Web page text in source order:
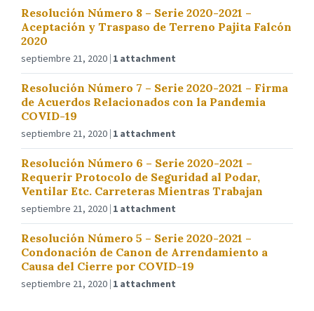
Resolución Número 8 – Serie 2020-2021 –
Aceptación y Traspaso de Terreno Pajita Falcón
2020
septiembre 21, 2020 1 attachment
Resolución Número 7 – Serie 2020-2021 – Firma
de Acuerdos Relacionados con la Pandemia
COVID-19
septiembre 21, 2020 1 attachment
Resolución Número 6 – Serie 2020-2021 –
Requerir Protocolo de Seguridad al Podar,
Ventilar Etc. Carreteras Mientras Trabajan
septiembre 21, 2020 1 attachment
Resolución Número 5 – Serie 2020-2021 –
Condonación de Canon de Arrendamiento a
Causa del Cierre por COVID-19
septiembre 21, 2020 1 attachment